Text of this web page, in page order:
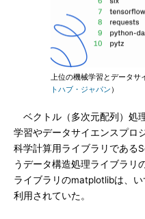
上位の機械学習とデータサ
トハブ・ジャパン）
ベクトル（多次元配列）処
学習やデータサイエンスプロ
科学計算用ライブラリである
うデータ構造処理ライブラリ
ライブラリのmatplotlibは、
利用されていた。